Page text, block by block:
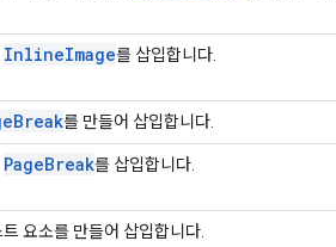
InlineImage를 삽입합니다.
Break를 만들어 삽입합니다.
PageBreak를 삽입합니다.
요소를 만들어 삽입합니다.